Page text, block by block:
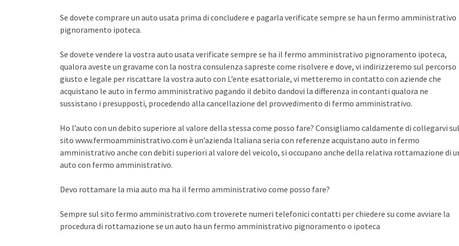
Se dovete comprare un auto usata prima di concludere e pagarla verificate sempre se ha un fermo amministrativo
pignoramento ipoteca.
Se dovete vendere la vostra auto usata verificate sempre se ha il fermo amministrativo pignoramento ipoteca,
qualora aveste un gravame con la nostra consulenza sapreste come risolvere e dove, vi indirizzeremo sul percorso
giusto e legale per riscattare la vostra auto con L’ente esattoriale, vi metteremo in contatto con aziende che
acquistano le auto in fermo amministrativo pagando il debito dandovi la differenza in contanti qualora ne
sussistano i presupposti, procedendo alla cancellazione del provvedimento di fermo amministrativo.
Ho l’auto con un debito superiore al valore della stessa come posso fare? Consigliamo caldamente di collegarvi sul
sito www.fermoamministrativo.com è un’azienda Italiana seria con referenze acquistano auto in fermo
amministrativo anche con debiti superiori al valore del veicolo, si occupano anche della relativa rottamazione di
auto con fermo amministrativo.
Devo rottamare la mia auto ma ha il fermo amministrativo come posso fare?
Sempre sul sito fermo amministrativo.com troverete numeri telefonici contatti per chiedere su come avviare la
procedura di rottamazione se un auto ha un fermo amministrativo pignoramento o ipoteca